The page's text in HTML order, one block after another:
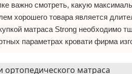
важно смотреть, какую
хорошего товара является
матраса Strong необходимо
параметрах кровати фирма